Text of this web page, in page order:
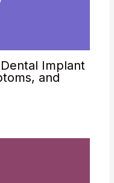
Implant
and